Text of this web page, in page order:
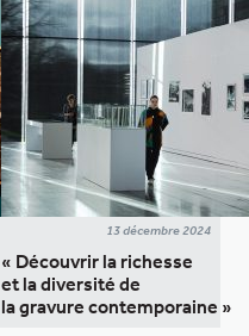
13 décembre 2024
« Découvrir la richesse
et la diversité de
la gravure contemporaine »